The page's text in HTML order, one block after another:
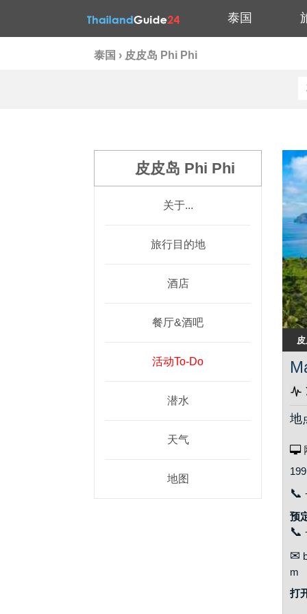
泰国
泰国 › 皮皮岛 Phi Phi
皮皮岛 Phi Phi
关于...
旅行目的地
酒店
餐厅&酒吧
活动To-Do
潜水
天气
地图
地
📞
预
📞
✉
m
打